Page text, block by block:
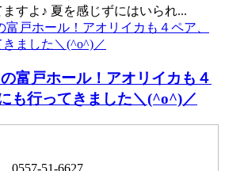
すよ♪ 夏を感じずにはいられ...
富戸ホール！アオリイカも４
も行ってきました＼(^o^)／
0557-51-6627